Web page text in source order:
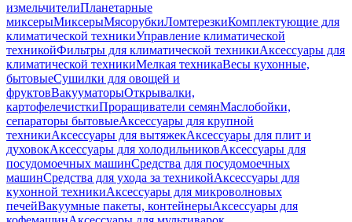
измельчителиПланетарные
миксерыМиксерыМясорубкиЛомтерезкиКомплектующие для
климатической техникиУправление климатической
техникойФильтры для климатической техникиАксессуары для
климатической техникиМелкая техникаВесы кухонные,
бытовыеСушилки для овощей и
фруктовВакууматорыОткрывалки,
картофелечисткиПроращиватели семянМаслобойки,
сепараторы бытовыеАксессуары для крупной
техникиАксессуары для вытяжекАксессуары для плит и
духовокАксессуары для холодильниковАксессуары для
посудомоечных машинСредства для посудомоечных
машинСредства для ухода за техникойАксессуары для
кухонной техникиАксессуары для микроволновых
печейВакуумные пакеты, контейнерыАксессуары для